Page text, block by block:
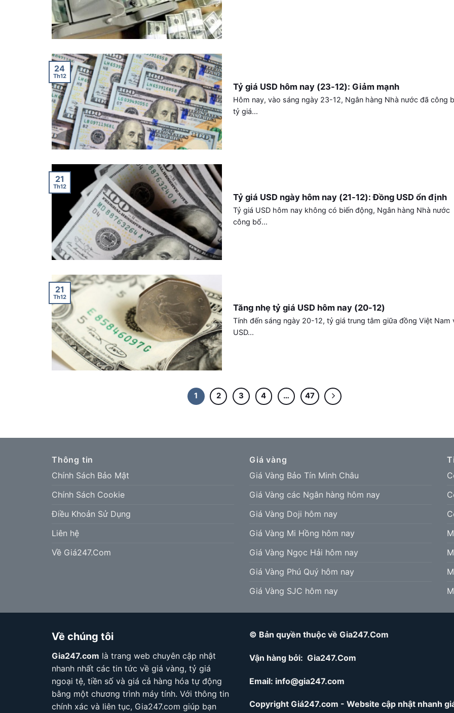
Tỷ giá USD hôm nay (23-12): Giảm mạnh
Hôm nay, vào sáng ngày 23-12, Ngân hàng Nhà nước đã công
tỷ giá...
24
Th12
Tỷ giá USD ngày hôm nay (21-12): Đồng USD ổn định
Tỷ giá USD hôm nay không có biến động, Ngân hàng Nhà nước
công bố...
21
Th12
Tăng nhẹ tỷ giá USD hôm nay (20-12)
Tính đến sáng ngày 20-12, tỷ giá trung tâm giữa đồng Việt Nam
USD...
21
Th12
1 2 3 4 … 47
Thông tin
Chính Sách Bảo Mật
Chính Sách Cookie
Điều Khoản Sử Dụng
Liên hệ
Về Giá247.Com
Giá vàng
Giá Vàng Bảo Tín Minh Châu
Giá Vàng các Ngân hàng hôm nay
Giá Vàng Doji hôm nay
Giá Vàng Mi Hồng hôm nay
Giá Vàng Ngọc Hải hôm nay
Giá Vàng Phú Quý hôm nay
Giá Vàng SJC hôm nay
Về chúng tôi
Gia247.com là trang web chuyên cập nhật
nhanh nhất các tin tức về giá vàng, tỷ giá
ngoại tệ, tiền số và giá cả hàng hóa tự động
bằng một chương trình máy tính. Với thông tin
chính xác và liên tục, Gia247.com giúp bạn
© Bản quyền thuộc về Gia247.Com
Vận hàng bởi: Gia247.Com
Email: info@gia247.com
Copyright Giá247.com - Website cập nhật nhanh